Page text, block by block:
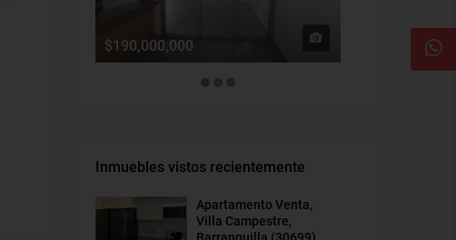
$190,000,000
Inmuebles vistos recientemente
Apartamento Venta,
Villa Campestre,
Barranquilla (30699)